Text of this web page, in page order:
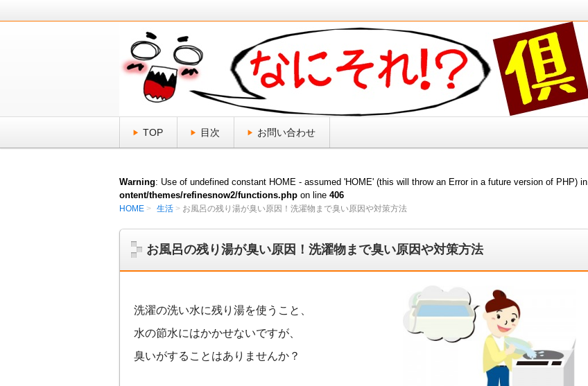
なにそれ倶楽部
日頃、気になる「なにそれ？」をスッキリ解決！！
TOP 目次 お問い合わせ
Warning: Use of undefined constant HOME - assumed 'HOME' (this will throw an Error in a future version of PHP) in
ontent/themes/refinesnow2/functions.php on line 406
HOME 生活 お風呂の残り湯が臭い原因！洗濯物まで臭い原因や対策方法
お風呂の残り湯が臭い原因！洗濯物まで臭い原因や対策方法
洗濯の洗い水に残り湯を使うこと、
水の節水にはかかせないですが、
臭いがすることはありませんか？